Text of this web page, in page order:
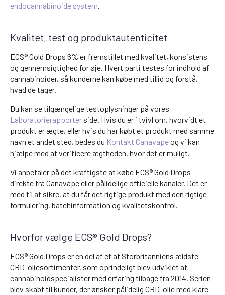
endocannabinoide system.
Kvalitet, test og produktautenticitet
ECS® Gold Drops 6% er fremstillet med kvalitet, konsistens
og gennemsigtighed for øje. Hvert parti testes for indhold af
cannabinoider, så kunderne kan købe med tillid og forstå,
hvad de tager.
Du kan se tilgængelige testoplysninger på vores
Laboratorierapporter side. Hvis du er i tvivl om, hvorvidt et
produkt er ægte, eller hvis du har købt et produkt med samme
navn et andet sted, bedes du Kontakt Canavapeog vi kan
hjælpe med at verificere ægtheden, hvor det er muligt.
Vi anbefaler på det kraftigste at købe ECS® Gold Drops
direkte fra Canavape eller pålidelige officielle kanaler. Det er
med til at sikre, at du får det rigtige produkt med den rigtige
formulering, batchinformation og kvalitetskontrol.
Hvorfor vælge ECS® Gold Drops?
ECS® Gold Drops er en del af et af Storbritanniens ældste
CBD-oliesortimenter, som oprindeligt blev udviklet af
cannabinoidspecialister med erfaring tilbage fra 2014. Serien
blev skabt til kunder, der ønsker pålidelig CBD-olie med klare